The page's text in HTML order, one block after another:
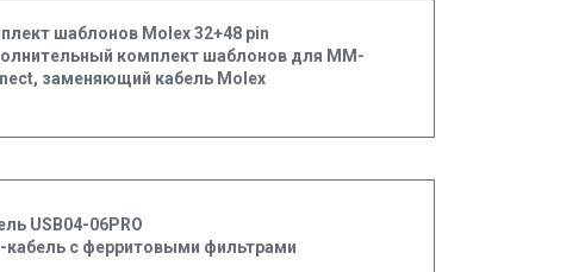
шаблонов Molex 32+48 pin
комплект шаблонов для MM-
заменяющий кабель Molex
USB04-06PRO
кабель с ферритовыми фильтрами